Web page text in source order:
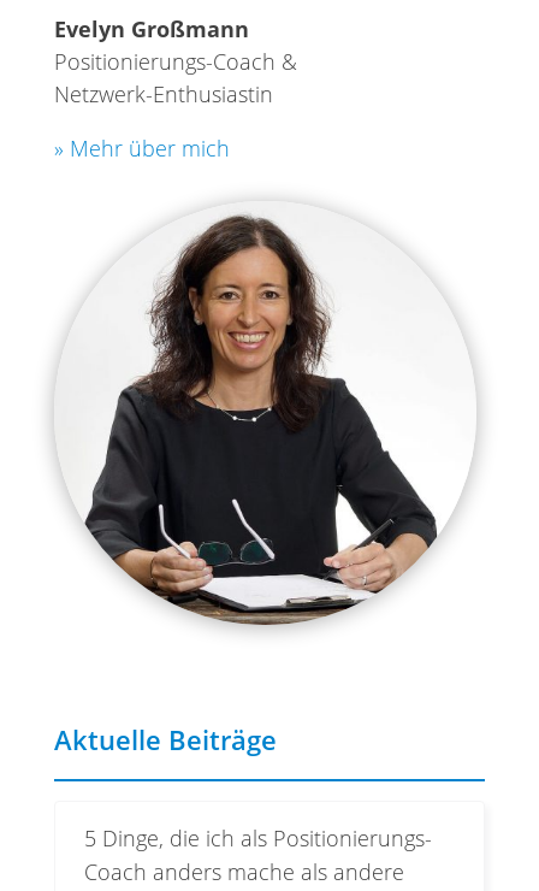
Evelyn Großmann
Positionierungs-Coach &
Netzwerk-Enthusiastin
» Mehr über mich
Aktuelle Beiträge
5 Dinge, die ich als Positionierungs-
Coach anders mache als andere